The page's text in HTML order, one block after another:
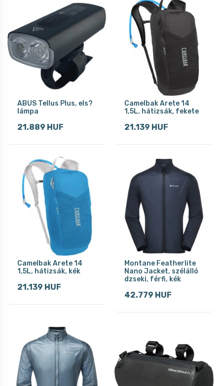
ABUS Tellus Plus, els?
lámpa
21.889 HUF
Camelbak Arete 14
1,5L, hátizsák, fekete
21.139 HUF
Camelbak Arete 14
1,5L, hátizsák, kék
21.139 HUF
Montane Featherlite
Nano Jacket, szélálló
dzseki, férfi, kék
42.779 HUF